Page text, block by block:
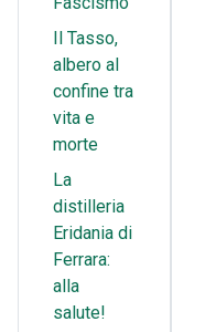
Il Tasso,
albero al
confine tra
vita e
morte
La
distilleria
Eridania di
Ferrara:
alla
salute!